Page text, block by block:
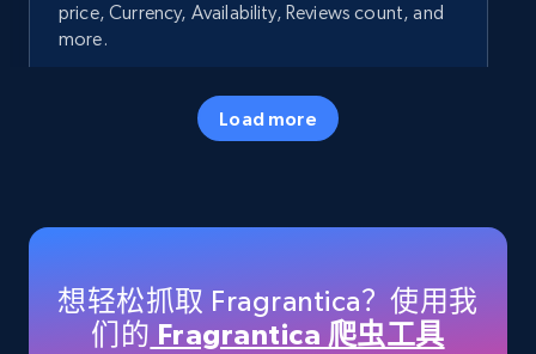
price, Currency, Availability, Reviews count, and
more.
5.7K+
Title, Seller name, Brand, Description, Initial
price, Currency, Availability, Reviews count, and
more.
Load more
想轻松抓取 Fragrantica？使用我
们的 Fragrantica 爬虫工具